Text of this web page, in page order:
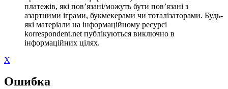
платежів, які пов’язані/можуть бути пов’язані з
азартними іграми, букмекерами чи тоталізаторами. Будь-
які матеріали на інформаційному ресурсі
korrespondent.net публікуються виключно в
інформаційних цілях.
X
Ошибка